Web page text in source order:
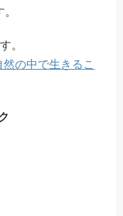
。
の中で生きるこ